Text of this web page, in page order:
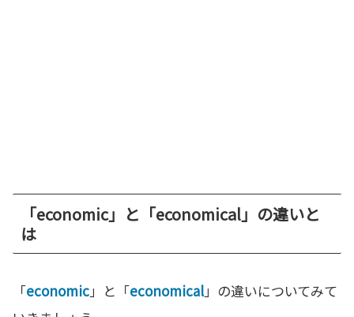
「economic」と「economical」の違いと
は
「economic」と「economical」の違いについてみて